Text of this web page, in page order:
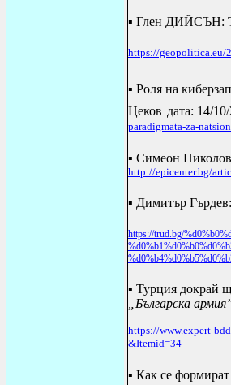
▪ Глен ДИЙСЪН:
https://geopolitica.eu/
▪ Роля на
Цеков дата: 14/
paradigmata-za-
▪ Симеон
http://epicenter.bg/
▪ Димитър
https://trud.bg/
▪ Турция докрай
„Българска
https://www.expert-
&Itemid=34
▪ Как се